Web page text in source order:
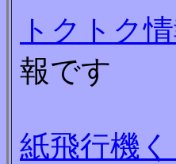
トクトク
報です
紙飛行機